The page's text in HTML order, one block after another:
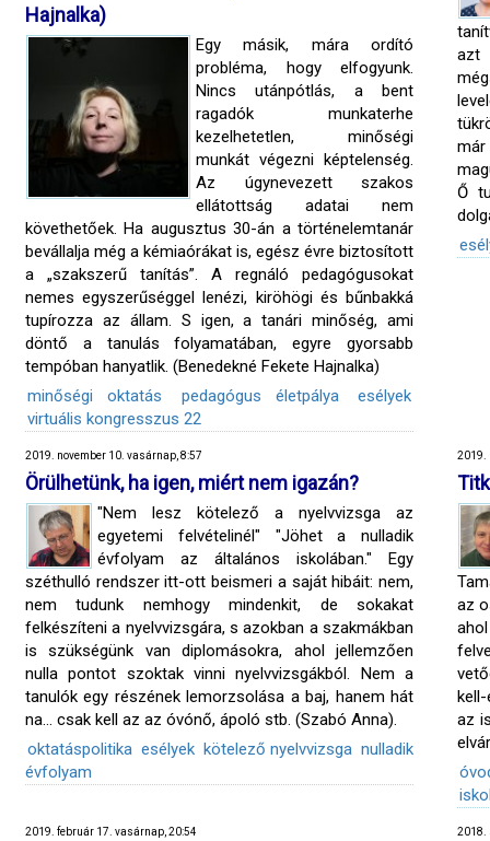
Hajnalka)
Egy másik, mára ordító
probléma, hogy elfogyunk.
Nincs utánpótlás, a bent
ragadók munkaterhe
kezelhetetlen, minőségi
munkát végezni képtelenség.
Az úgynevezett szakos
ellátottság adatai nem
követhetőek. Ha augusztus 30-án a történelemtanár
bevállalja még a kémiaórákat is, egész évre biztosított
a „szakszerű tanítás”. A regnáló pedagógusokat
nemes egyszerűséggel lenézi, kiröhögi és bűnbakká
tupírozza az állam. S igen, a tanári minőség, ami
döntő a tanulás folyamatában, egyre gyorsabb
tempóban hanyatlik. (Benedekné Fekete Hajnalka)
minőségi oktatás
pedagógus életpálya
esélyek
virtuális kongresszus 22
azt
Ő
2019. november 10. vasárnap, 8:57
Örülhetünk, ha igen, miért nem igazán?
"Nem lesz kötelező a nyelvvizsga az
egyetemi felvételinél" "Jöhet a nulladik
évfolyam az általános iskolában." Egy
széthulló rendszer itt-ott beismeri a saját hibáit: nem,
nem tudunk nemhogy mindenkit, de sokakat
felkészíteni a nyelvvizsgára, s azokban a szakmákban
is szükségünk van diplomásokra, ahol jellemzően
nulla pontot szoktak vinni nyelvvizsgákból. Nem a
tanulók egy részének lemorzsolása a baj, hanem hát
na... csak kell az az óvónő, ápoló stb. (Szabó Anna).
oktatáspolitika esélyek kötelező nyelvvizsga nulladik
évfolyam
2019.
az
az
2019. február 17. vasárnap, 20:54 2018.